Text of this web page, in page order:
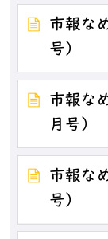
市報な
号）
市報な
月号）
市報な
号）